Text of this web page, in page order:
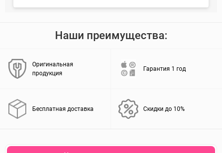
Наши преимущества:
Оригинальная
продукция
Гарантия 1 год
Бесплатная доставка Скидки до 10%